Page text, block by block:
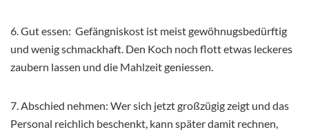
6. Gut essen: Gefängniskost ist meist gewöhnugsbedürftig
und wenig schmackhaft. Den Koch noch flott etwas leckeres
zaubern lassen und die Mahlzeit geniessen.
7. Abschied nehmen: Wer sich jetzt großzügig zeigt und das
Personal reichlich beschenkt, kann später damit rechnen,